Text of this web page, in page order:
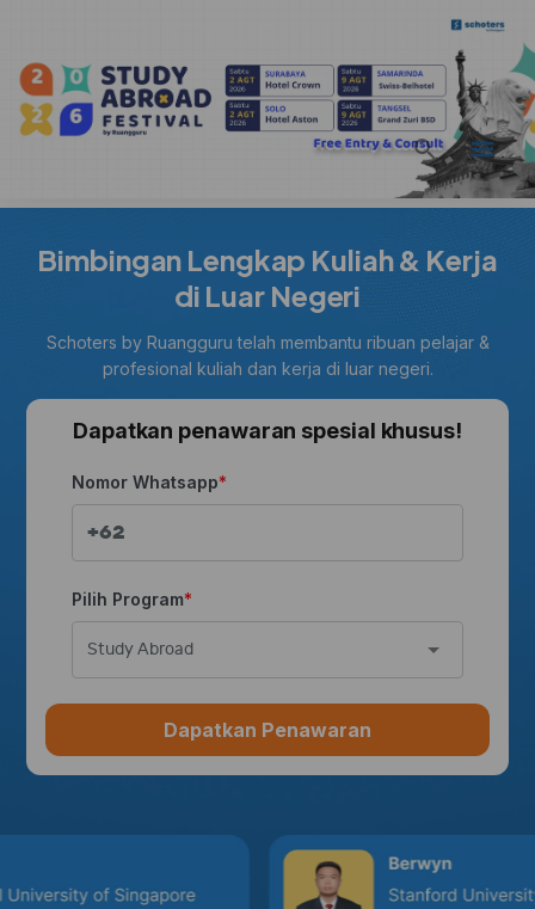
Bimbingan Lengkap Kuliah & Kerja
di Luar Negeri
Schoters by Ruangguru telah membantu ribuan pelajar &
profesional kuliah dan kerja di luar negeri.
Dapatkan penawaran spesial khusus!
Nomor Whatsapp
+62
Pilih Program
Study Abroad
Dapatkan Penawaran